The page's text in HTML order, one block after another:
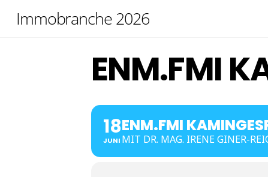
Immobranche 2026
ENM.FMI
18
JUNI
ENM.FMI
MIT DR. MAG. IRENE GINER-